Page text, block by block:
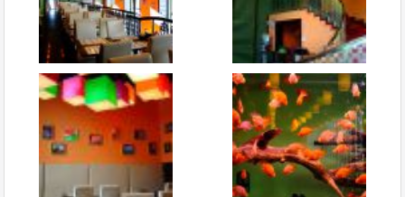
Привет, заказывали суши в Сушия и сняли всё на видео!
Приятного просмотра!
Сушия ,Рестораны современной
Оценка +3
0
пожаловаться